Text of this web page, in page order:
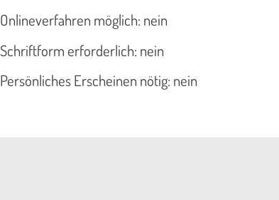
Onlineverfahren möglich: nein
Schriftform erforderlich: nein
Persönliches Erscheinen nötig: nein